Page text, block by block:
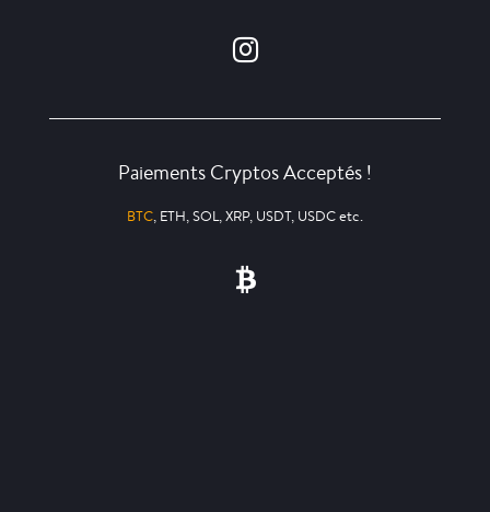
Paiements Cryptos Acceptés !
BTC, ETH, SOL, XRP, USDT, USDC etc.